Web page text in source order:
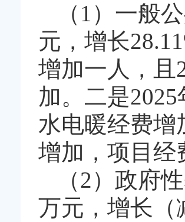
（1）一般
元，增长
增加一人，且
加。二是
水电暖经费增
增加，项目经
（2）政府
万元，增长（